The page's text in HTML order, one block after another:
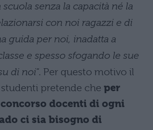
senza la capacità né la
con noi ragazzi e di
guida per noi, inadatta a
e spesso sfogando le sue
di noi“. Per questo motivo il
pretende che per
docenti di ogni
ci sia bisogno di